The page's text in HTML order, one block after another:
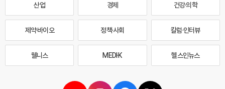
산업 경제 건강·의학
제약·바이오 정책·사회 칼럼·인터뷰
웰니스 MEDI·K 헬스인뉴스